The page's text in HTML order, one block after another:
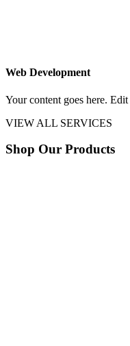
Web Development
Your content goes here.
VIEW ALL SERVICES
Shop Our Products